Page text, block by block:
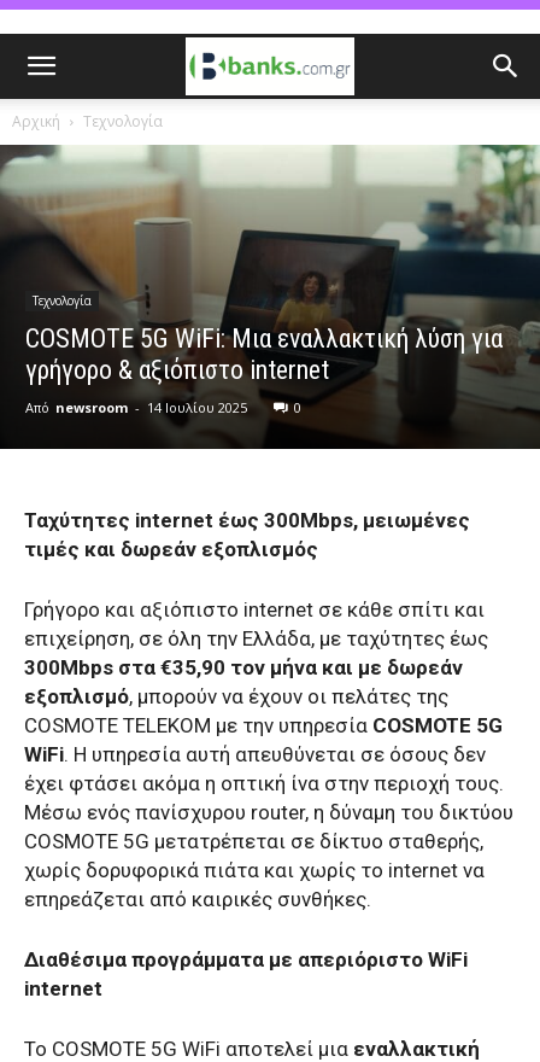
Αρχική Τεχνολογία
Τεχνολογία
COSMOTE 5G WiFi: Μια εναλλακτική λύση για
γρήγορο & αξιόπιστο internet
Από newsroom - 14 Ιουλίου 2025 0
Ταχύτητες internet έως 300Mbps, μειωμένες
τιμές και δωρεάν εξοπλισμός
Γρήγορο και αξιόπιστο internet σε κάθε σπίτι και
επιχείρηση, σε όλη την Ελλάδα, με ταχύτητες έως
300Mbps στα €35,90 τον μήνα και με δωρεάν
εξοπλισμό, μπορούν να έχουν οι πελάτες της
COSMOTE TELEKOM με την υπηρεσία COSMOTE 5G
WiFi. Η υπηρεσία αυτή απευθύνεται σε όσους δεν
έχει φτάσει ακόμα η οπτική ίνα στην περιοχή τους.
Μέσω ενός πανίσχυρου router, η δύναμη του δικτύου
COSMOTE 5G μετατρέπεται σε δίκτυο σταθερής,
χωρίς δορυφορικά πιάτα και χωρίς το internet να
επηρεάζεται από καιρικές συνθήκες.
Διαθέσιμα προγράμματα με απεριόριστο WiFi
internet
Το COSMOTE 5G WiFi αποτελεί μια εναλλακτική